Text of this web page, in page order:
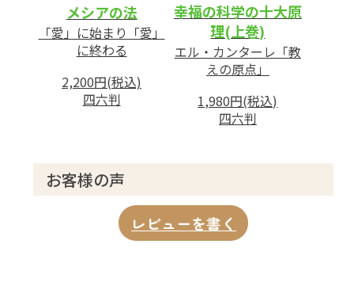
メシアの法
「愛」に始まり「愛」
に終わる
2,200円(税込)
四六判
幸福の科学の十大原
理(上巻)
エル・カンターレ「教
えの原点」
1,980円(税込)
四六判
お客様の声
レビューを書く